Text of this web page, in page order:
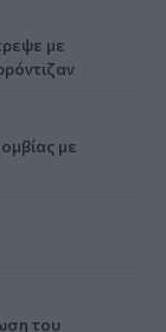
με
με
του